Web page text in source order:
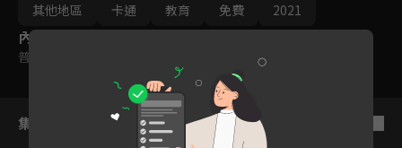
其他地區
卡通 教育 免費 2021
內容標籤
普遍級
集數列表